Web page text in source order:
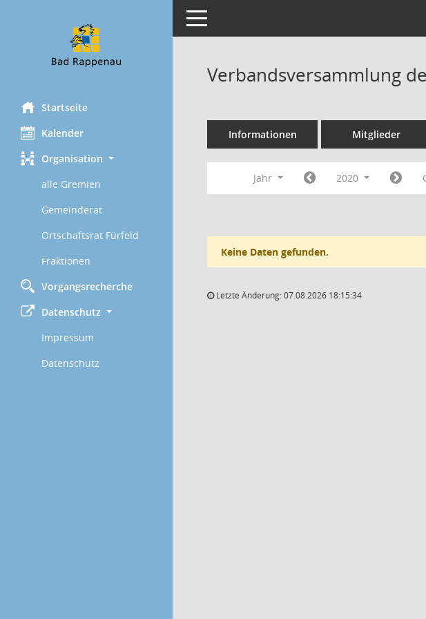
Startseite
Kalender
Organisation
alle Gremien
Gemeinderat
Ortschaftsrat Fürfeld
Fraktionen
Vorgangsrecherche
Datenschutz
Impressum
Datenschutz
Toggle navigation
Verbandsversammlung
Informationen Mitglieder
Jahr 2020
Keine Daten gefunden.
Letzte Änderung: 07.08.2026 18:15:34